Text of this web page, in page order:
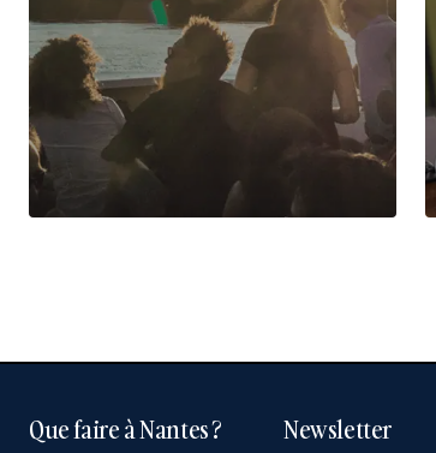
Que faire à Nantes ? Newsletter